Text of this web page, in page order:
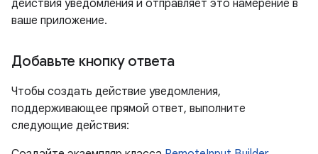
действия уведомления и отправляет это намерение в
ваше приложение.
Добавьте кнопку ответа
Чтобы создать действие уведомления,
поддерживающее прямой ответ, выполните
следующие действия: